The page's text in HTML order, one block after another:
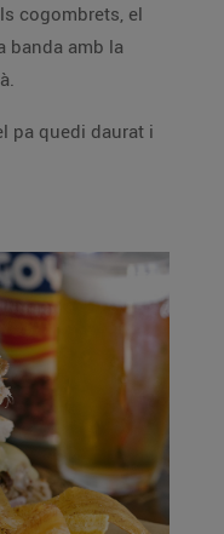
pa quedi daurat i